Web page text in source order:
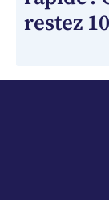
restez